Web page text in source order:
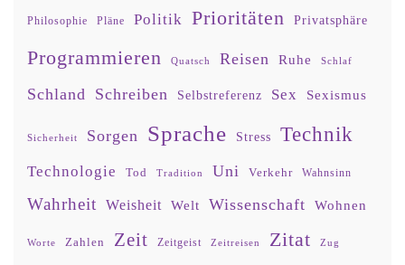
Philosophie Pläne Politik Prioritäten Privatsphäre
Programmieren Quatsch Reisen Ruhe Schlaf
Schland Schreiben Selbstreferenz Sex Sexismus
Sicherheit Sorgen Sprache Stress Technik
Technologie Tod Tradition Uni Verkehr Wahnsinn
Wahrheit Weisheit Welt Wissenschaft Wohnen
Worte Zahlen Zeit Zeitgeist Zeitreisen Zitat Zug